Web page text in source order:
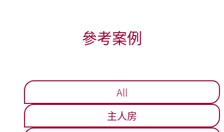
參考案例
All
主人房